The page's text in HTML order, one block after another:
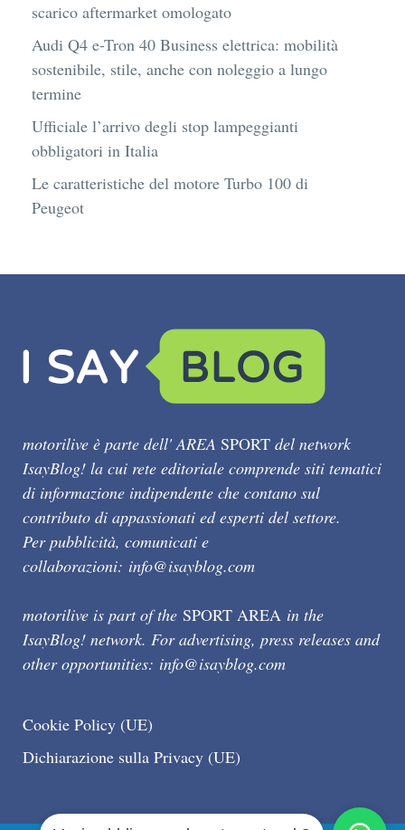
scarico aftermarket omologato
Audi Q4 e-Tron 40 Business elettrica: mobilità
sostenibile, stile, anche con noleggio a lungo
termine
Ufficiale l’arrivo degli stop lampeggianti
obbligatori in Italia
Le caratteristiche del motore Turbo 100 di
Peugeot
motorilive è parte dell' AREA SPORT del network
IsayBlog! la cui rete editoriale comprende siti tematici
di informazione indipendente che contano sul
contributo di appassionati ed esperti del settore.
Per pubblicità, comunicati e
collaborazioni: info@isayblog.com
motorilive is part of the SPORT AREA in the
IsayBlog! network. For advertising, press releases and
other opportunities: info@isayblog.com
Cookie Policy (UE)
Dichiarazione sulla Privacy (UE)